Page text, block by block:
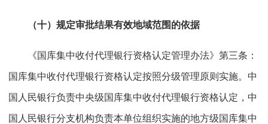
（十）规定审批结果有效地域范围的依据
《国库集中收付代理银行资格认定管理办法》第三条：
国库集中收付代理银行资格认定按照分级管理原则实施。中
国人民银行负责中央级国库集中收付代理银行资格认定，中
国人民银行分支机构负责本单位组织实施的地方级国库集中